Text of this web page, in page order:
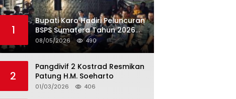
1
Bupati Karo Hadiri Peluncuran
BSPS Sumatera Tahun 2026
Secarra Daring
08/05/2026 490
2
Pangdivif 2 Kostrad Resmikan
Patung H.M. Soeharto
01/03/2026 406